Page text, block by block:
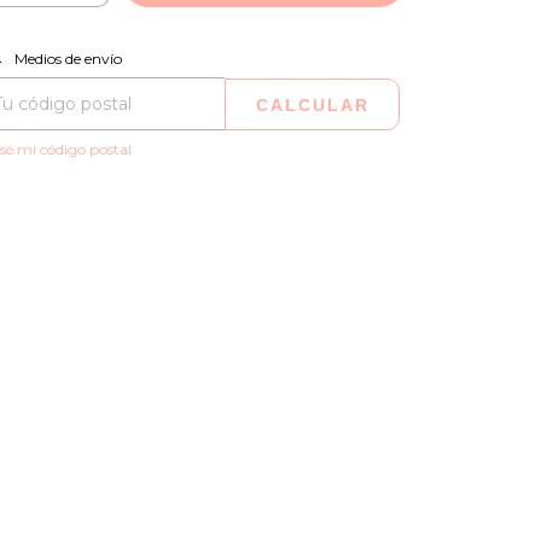
para el CP:
Medios de envío
CALCULAR
mi código postal